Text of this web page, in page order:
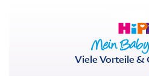
Viele Vorteile &